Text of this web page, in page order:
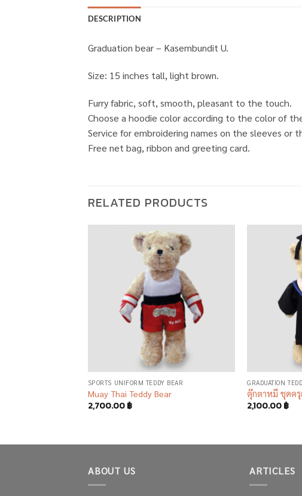
DESCRIPTION
Graduation bear – Kasembundit U.
Size: 15 inches tall, light brown.
Furry fabric, soft, smooth, pleasant to the touch.
Choose a hoodie color according to the color of
Service for embroidering names on the sleeves or
Free net bag, ribbon and greeting card.
RELATED PRODUCTS
SPORTS UNIFORM TEDDY BEAR
Muay Thai Teddy Bear
2,700.00฿
GRADUATION
ตุ๊กตาหมี ชุดค
2,100.00฿
ABOUT US ARTICLES